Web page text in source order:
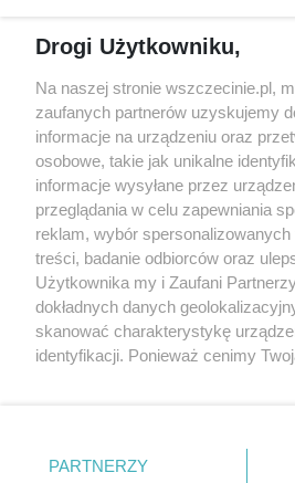
targi
Wernisaże
Więcej
Partnerzy
Praca Szczecin
Drogi Użytkowniku,
Na naszej stronie wszczecinie.pl,
zaufanych partnerów uzyskujemy
informacje na urządzeniu oraz
osobowe, takie jak unikalne
informacje wysyłane przez
przeglądania w celu zapewniania
reklam, wybór
treści, badanie odbiorców oraz
Użytkownika my i Zaufani
dokładnych danych
skanować charakterystykę
identyfikacji. Ponieważ cenimy
prywatności znajdujący się w
. Niektóre rodzaje przetwarzania
PARTNERZY